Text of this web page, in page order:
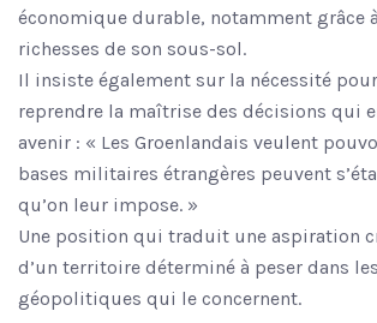
économique durable, notamment grâce
richesses de son sous-sol.
Il insiste également sur la nécessité
reprendre la maîtrise des décisions qui
avenir : « Les Groenlandais veulent
bases militaires étrangères peuvent
qu’on leur impose. »
Une position qui traduit une aspiration
d’un territoire déterminé à peser dans
géopolitiques qui le concernent.